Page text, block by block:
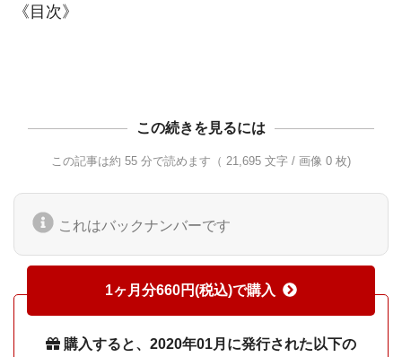
《目次》
この続きを見るには
この記事は約 55 分で読めます（ 21,695 文字 / 画像 0 枚)
これはバックナンバーです
1ヶ月分660円(税込)で購入
購入すると、2020年01月に発行された以下の